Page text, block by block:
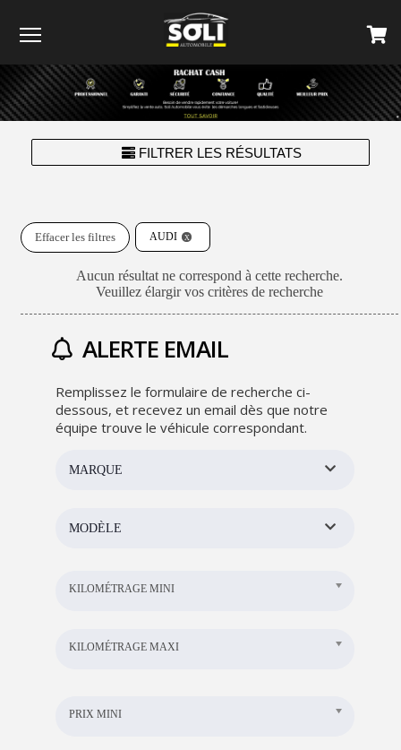
FILTRER LES RÉSULTATS
AUDI
Effacer les filtres
Aucun résultat ne correspond à cette recherche.
Veuillez élargir vos critères de recherche
ALERTE EMAIL
Remplissez le formulaire de recherche ci-
dessous, et recevez un email dès que notre
équipe trouve le véhicule correspondant.
MARQUE
MODÈLE
KILOMÉTRAGE MINI
KILOMÉTRAGE MAXI
PRIX MINI